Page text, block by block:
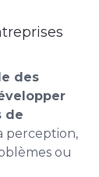
des
de
perception,
ou